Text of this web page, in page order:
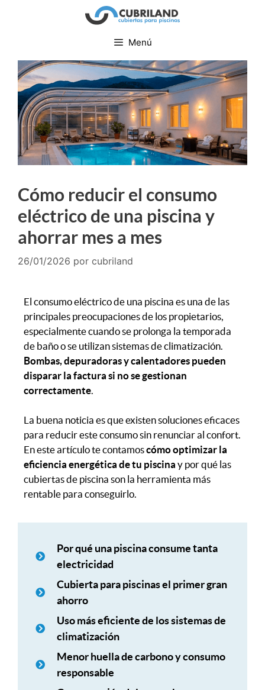
Menú
Cómo reducir el consumo
eléctrico de una piscina y
ahorrar mes a mes
26/01/2026 por cubriland
El consumo eléctrico de una piscina es una de las
principales preocupaciones de los propietarios,
especialmente cuando se prolonga la temporada
de baño o se utilizan sistemas de climatización.
Bombas, depuradoras y calentadores pueden
disparar la factura si no se gestionan
correctamente
La buena noticia es que existen soluciones eficaces
para reducir este consumo sin renunciar al confort.
En este artículo te contamoscómo optimizar la
eficiencia energética de tu piscina y por qué las
cubiertas de piscina son la herramienta más
rentable para conseguirlo.
Por qué una piscina consume tanta
electricidad
Cubierta para piscinas el primer gran
ahorro
Uso más eficiente de los sistemas de
climatización
Menor huella de carbono y consumo
responsable